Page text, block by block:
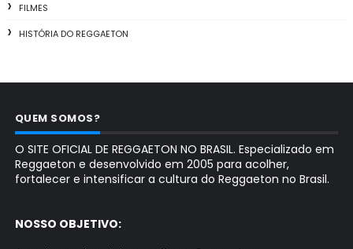
FILMES
HISTÓRIA DO REGGAETON
QUEM SOMOS?
O SITE OFICIAL DE REGGAETON NO BRASIL. Especializado em
Reggaeton e desenvolvido em 2005 para acolher,
fortalecer e intensificar a cultura do Reggaeton no Brasil.
NOSSO OBJETIVO: